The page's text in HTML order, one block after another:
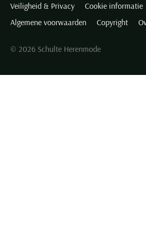
Veiligheid & Privacy Cookie informatie
Algemene voorwaarden
Copyright
© 2026 Schulte Herenmode